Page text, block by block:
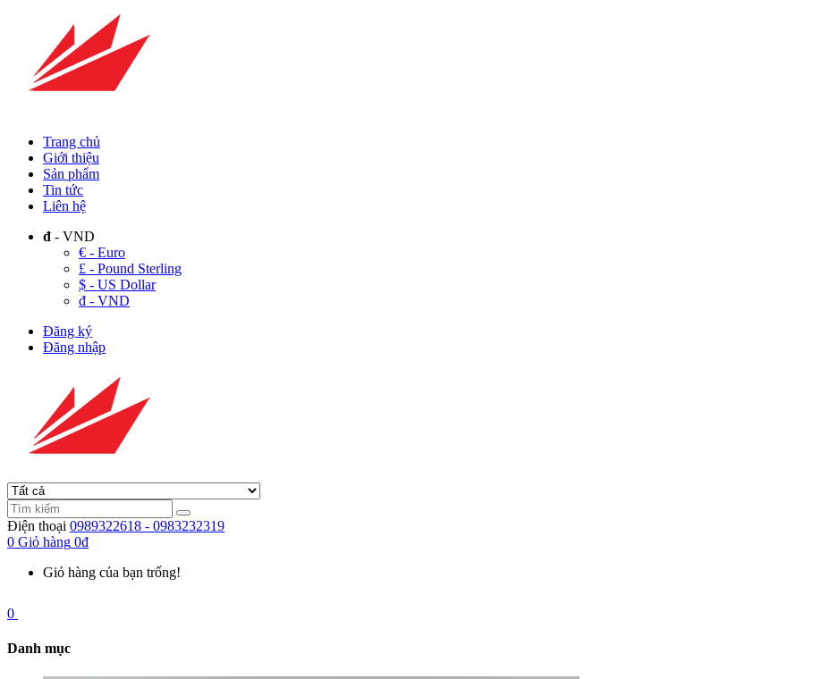
Trang chủ
Giới thiệu
Sản phẩm
Tin tức
Liên hệ
đ - VND
€ - Euro
£ - Pound Sterling
$ - US Dollar
đ - VND
Đăng ký
Đăng nhập
Điện thoại 0989322618 - 0983232319
0 Giỏ hàng 0đ
Giỏ hàng của bạn trống!
0
Danh mục